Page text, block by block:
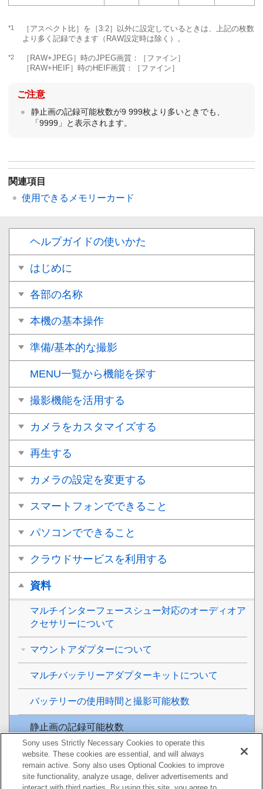
*1 ［アスペクト比］ を ［3:2］
以外に設定しているときは、上記の枚数
より多く記録できます（RAW設定時は除く）。
*2 ［RAW+JPEG］ 時のJPEG画質：
［ファイン］
［RAW+HEIF］ 時のHEIF画質： ［ファイン］
ご注意
静止画の記録可能枚数が9 999枚より多いときでも、
「9999」と表示されます。
関連項目
使用できるメモリーカード
ヘルプガイドの使いかた
はじめに
各部の名称
本機の基本操作
準備/基本的な撮影
MENU一覧から機能を探す
撮影機能を活用する
カメラをカスタマイズする
再生する
カメラの設定を変更する
スマートフォンでできること
パソコンでできること
クラウドサービスを利用する
資料
マルチインターフェースシュー対応のオーディオア
クセサリーについて
マウントアダプターについて
マルチバッテリーアダプターキットについて
バッテリーの使用時間と撮影可能枚数
静止画の記録可能枚数
動画の記録可能時間
モニターに表示されるアイコン一覧
Sony uses Strictly Necessary Cookies to operate this
website. These cookies are essential, and will always
remain active. Sony also uses Optional Cookies to improve
site functionality, analyze usage, deliver advertisements and